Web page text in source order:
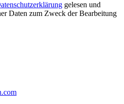
gelesen und
Daten zum Zweck der Bearbeitung